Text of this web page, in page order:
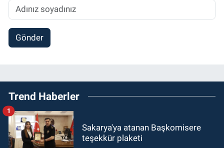
Gönder
Trend Haberler
Sakarya'ya atanan Başkomisere
teşekkür plaketi
1